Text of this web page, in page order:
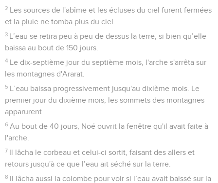
2 Les sources de l'abîme et les écluses du ciel furent fermées
et la pluie ne tomba plus du ciel.
3 L’eau se retira peu à peu de dessus la terre, si bien qu’elle
baissa au bout de 150 jours.
4 Le dix-septième jour du septième mois, l'arche s'arrêta sur
les montagnes d'Ararat.
5 L’eau baissa progressivement jusqu'au dixième mois. Le
premier jour du dixième mois, les sommets des montagnes
apparurent.
6 Au bout de 40 jours, Noé ouvrit la fenêtre qu'il avait faite à
l'arche.
7 Il lâcha le corbeau et celui-ci sortit, faisant des allers et
retours jusqu'à ce que l’eau ait séché sur la terre.
8 Il lâcha aussi la colombe pour voir si l’eau avait baissé sur la